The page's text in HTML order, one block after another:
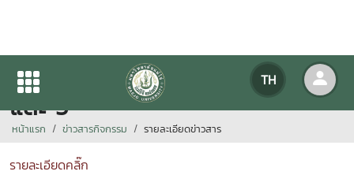
TH
กำหนดการสอบ นศท.ชั้นปีที่ 3
และ 5
หน้าแรก ข่าวสารกิจกรรม รายละเอียดข่าวสาร
รายละเอียดคลิ๊ก